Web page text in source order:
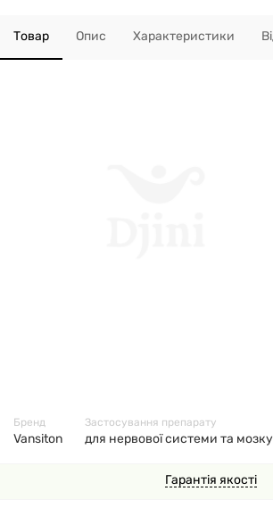
Товар Опис Характеристики
Гарантія якості
Бренд
Vansiton
Застосування препарату
для нервової системи та